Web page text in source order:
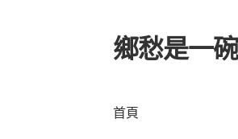
跳
至
覽
列
跳
至
要
內
鄉愁是一
首頁